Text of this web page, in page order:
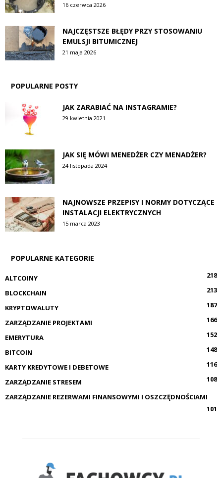
16 czerwca 2026
NAJCZĘSTSZE BŁĘDY PRZY STOSOWANIU
EMULSJI BITUMICZNEJ
21 maja 2026
POPULARNE POSTY
JAK ZARABIAĆ NA INSTAGRAMIE?
29 kwietnia 2021
JAK SIĘ MÓWI MENEDŻER CZY MENADŻER?
24 listopada 2024
NAJNOWSZE PRZEPISY I NORMY DOTYCZĄCE
INSTALACJI ELEKTRYCZNYCH
15 marca 2023
POPULARNE KATEGORIE
ALTCOINY
218
BLOCKCHAIN
213
KRYPTOWALUTY
187
ZARZĄDZANIE PROJEKTAMI
166
EMERYTURA
152
BITCOIN
148
KARTY KREDYTOWE I DEBETOWE
116
ZARZĄDZANIE STRESEM
108
ZARZĄDZANIE REZERWAMI FINANSOWYMI I OSZCZĘDNOŚCIAMI
101